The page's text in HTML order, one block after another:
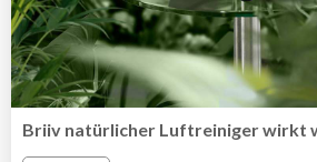
Briiv natürlicher Luftreiniger wirkt